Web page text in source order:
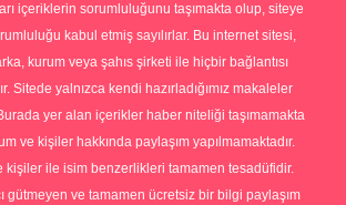
içeriklerin sorumluluğunu taşımakta olup, siteye
kabul etmiş sayılırlar. Bu internet sitesi,
kurum veya şahıs şirketi ile hiçbir bağlantısı
Sitede yalnızca kendi hazırladığımız makaleler
yer alan içerikler haber niteliği taşımamakta
ve kişiler hakkında paylaşım yapılmamaktadır.
kişiler ile isim benzerlikleri tamamen tesadüfidir.
gütmeyen ve tamamen ücretsiz bir bilgi paylaşım